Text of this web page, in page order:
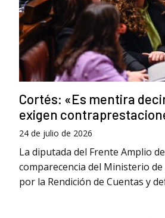
Cortés: «Es mentira
exigen
24 de julio de 2026
La diputada del Frente Amplio
comparecencia del Ministerio
por la Rendición de Cuentas y